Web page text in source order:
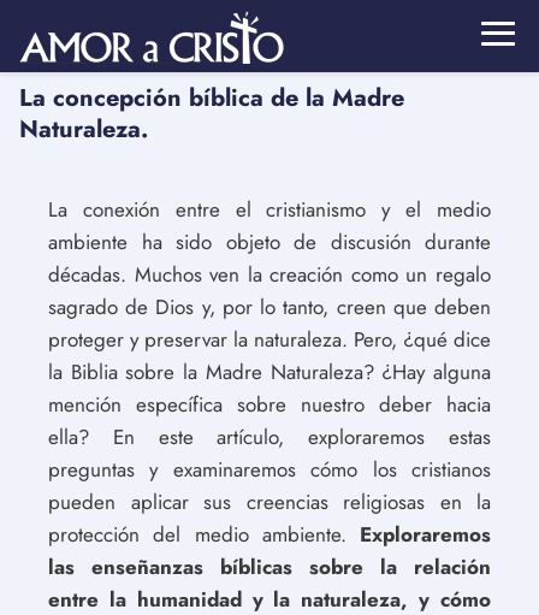
La concepción bíblica de la Madre
Naturaleza.
La conexión entre el cristianismo y el medio
ambiente ha sido objeto de discusión durante
décadas. Muchos ven la creación como un regalo
sagrado de Dios y, por lo tanto, creen que deben
proteger y preservar la naturaleza. Pero, ¿qué dice
la Biblia sobre la Madre Naturaleza? ¿Hay alguna
mención específica sobre nuestro deber hacia
ella? En este artículo, exploraremos estas
preguntas y examinaremos cómo los cristianos
pueden aplicar sus creencias religiosas en la
protección del medio ambiente. Exploraremos
las enseñanzas bíblicas sobre la relación
entre la humanidad y la naturaleza, y cómo